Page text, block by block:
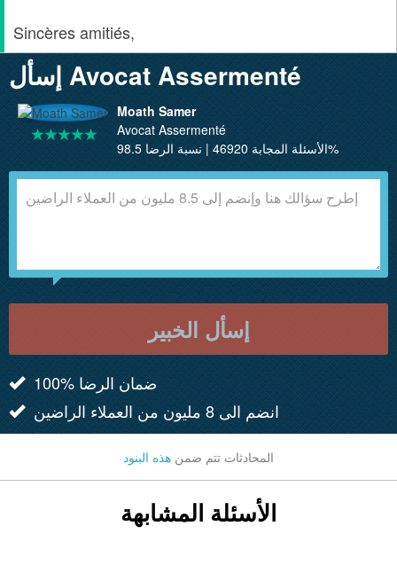
Sincères amitiés,
إسأل Avocat Assermenté
Moath Samer
Avocat Assermenté
الأسئلة المجابة 46920 | نسبة الرضا 98.5%
إسأل الخبير
100% ضمان الرضا
انضم الى 8 مليون من العملاء الراضين
المحادثات تتم ضمن هذه البنود
الأسئلة المشابهة